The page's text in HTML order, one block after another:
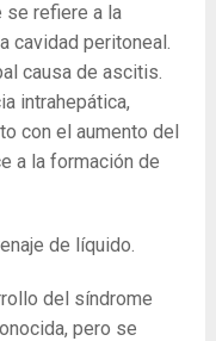
se refiere a la
cavidad peritoneal.
causa de ascitis.
intrahepática,
con el aumento del
a la formación de
de líquido.
del síndrome
pero se